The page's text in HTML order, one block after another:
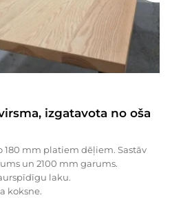
izgatavota no oša
180 mm platiem dēļiem. Sastāv
un 2100 mm garums.
laku.
koksne.